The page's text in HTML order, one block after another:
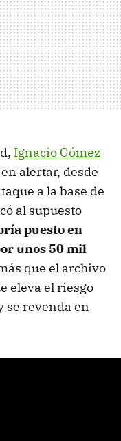
Ignacio Gómez
alertar, desde
a la base de
al supuesto
puesto en
unos 50 mil
que el archivo
eleva el riesgo
se revenda en